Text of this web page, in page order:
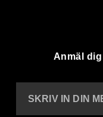
Anmäl
SKRIV IN DIN